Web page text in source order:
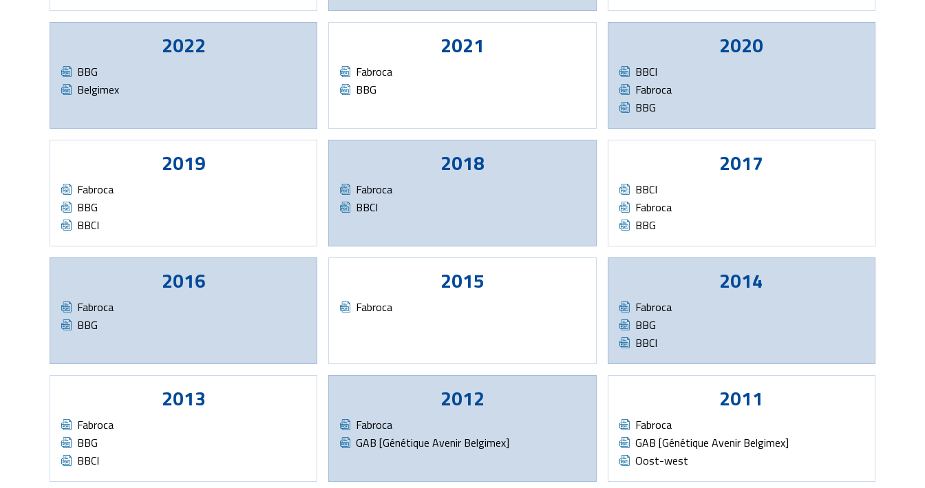
2022
Document
BBG
Document
Belgimex
2021
Document
Fabroca
Document
BBG
2020
Document
BBCI
Document
Fabroca
Document
BBG
2019
Document
Fabroca
Document
BBG
Document
BBCI
2018
Document
Fabroca
Document
BBCI
2017
Document
BBCI
Document
Fabroca
Document
BBG
2016
Document
Fabroca
Document
BBG
2015
Document
Fabroca
2014
Document
Fabroca
Document
BBG
Document
BBCI
2013
Document
Fabroca
Document
BBG
Document
BBCI
2012
Document
Fabroca
Document
GAB [Génétique Avenir Belgimex]
2011
Document
Fabroca
Document
GAB [Génétique Avenir Belgimex]
Document
Oost-west